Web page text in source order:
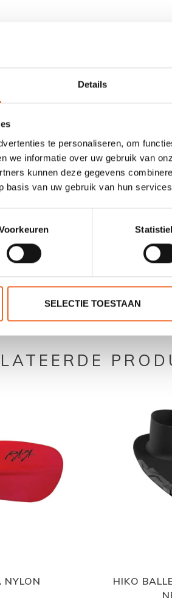
Details
te personaliseren, om
we informatie over uw gebruik van
kunnen deze gegevens
basis van uw gebruik van hun
SELECTIE TOESTAAN
67 cm
20 kg
75-100 kg
JE BEOORDELING TOEVOEGEN
NYLON
HIKO